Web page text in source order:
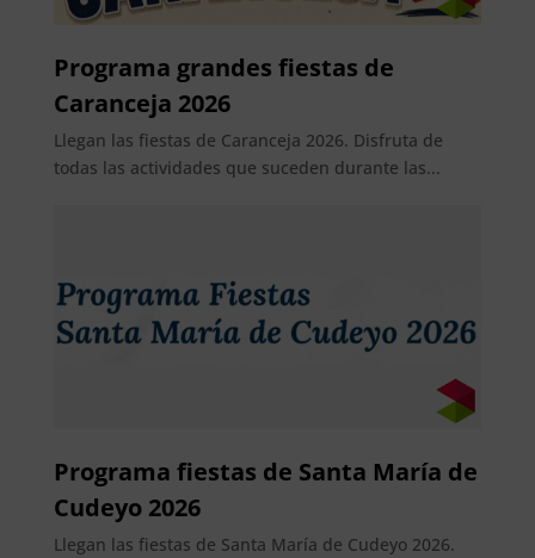
Programa grandes fiestas de
Caranceja 2026
Llegan las fiestas de Caranceja 2026. Disfruta de
todas las actividades que suceden durante las...
Programa fiestas de Santa María de
Cudeyo 2026
Llegan las fiestas de Santa María de Cudeyo 2026.